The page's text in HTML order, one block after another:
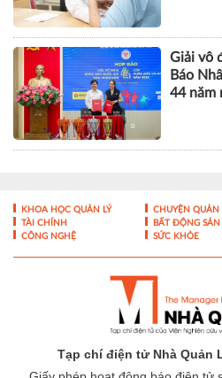
Cập
trong
lý tiêu
44 năm
Nam
KHOA HỌC QUẢN LÝ CHUYỆN QUẢN
CÔNG NGHỆ
SỨC KHỎE